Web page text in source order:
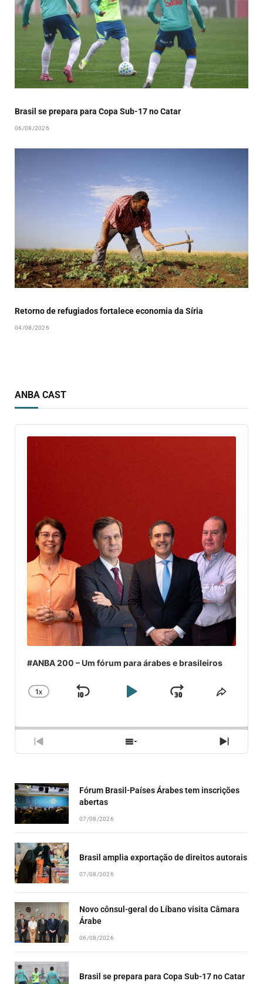
Brasil se prepara para Copa Sub-17 no Catar
06/08/2026
Retorno de refugiados fortalece economia da Síria
04/08/2026
ANBA CAST
Audio
Player
#ANBA 200 – Um fórum para árabes e brasileiros
CHANGE
1X
SKIP
PLAYJUMP
PREVIOUS
EPISODE
SHOW
EPISODES
NEXT
Fórum Brasil-Países Árabes tem inscrições
abertas
07/08/2026
Brasil amplia exportação de direitos autorais
07/08/2026
Novo cônsul-geral do Líbano visita Câmara
Árabe
06/08/2026
Brasil se prepara para Copa Sub-17 no Catar